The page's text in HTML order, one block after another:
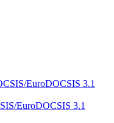
EuroDOCSIS 3.1